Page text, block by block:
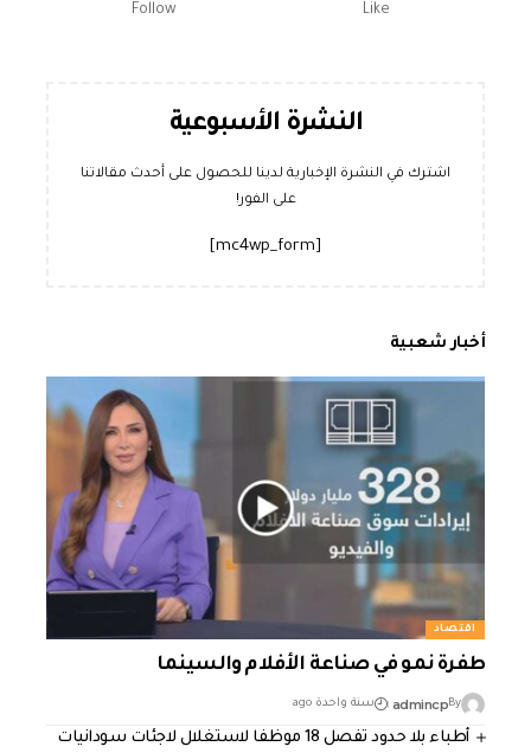
Like
Follow
النشرة الأسبوعية
اشترك في النشرة الإخبارية لدينا للحصول على أحدث مقالاتنا
على الفور!
أخبار شعبية
اقتصاد
طفرة نمو في صناعة الأفلام والسينما
By
admincp سنة واحدة ago
أطباء بلا حدود تفصل 18 موظفا لاستغلال لاجئات سودانيات